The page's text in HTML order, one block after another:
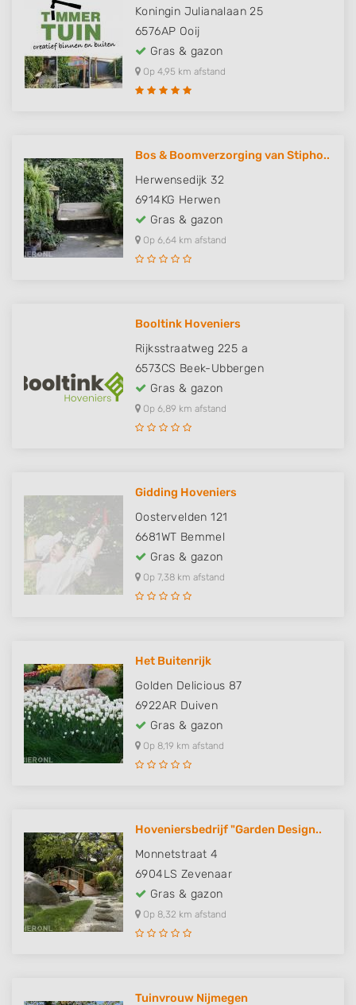
Koningin Julianalaan 25
6576AP Ooij
Gras & gazon
Op 4,95 km afstand
Bos & Boomverzorging van Stipho..
Herwensedijk 32
6914KG Herwen
Gras & gazon
Op 6,64 km afstand
Booltink Hoveniers
Rijksstraatweg 225 a
6573CS Beek-Ubbergen
Gras & gazon
Op 6,89 km afstand
Gidding Hoveniers
Oostervelden 121
6681WT Bemmel
Gras & gazon
Op 7,38 km afstand
Het Buitenrijk
Golden Delicious 87
6922AR Duiven
Gras & gazon
Op 8,19 km afstand
Hoveniersbedrijf "Garden Design..
Monnetstraat 4
6904LS Zevenaar
Gras & gazon
Op 8,32 km afstand
Tuinvrouw Nijmegen